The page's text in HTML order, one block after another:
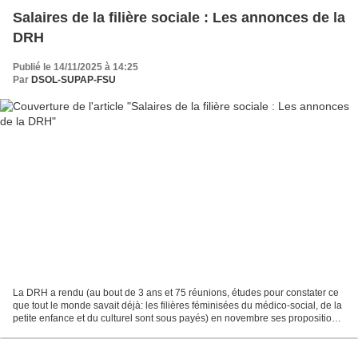
Salaires de la filière sociale : Les annonces de la
DRH
Publié le 14/11/2025 à 14:25
Par DSOL-SUPAP-FSU
La DRH a rendu (au bout de 3 ans et 75 réunions, études pour constater ce
que tout le monde savait déjà: les filières féminisées du médico-social, de la
petite enfance et du culturel sont sous payés) en novembre ses propositions